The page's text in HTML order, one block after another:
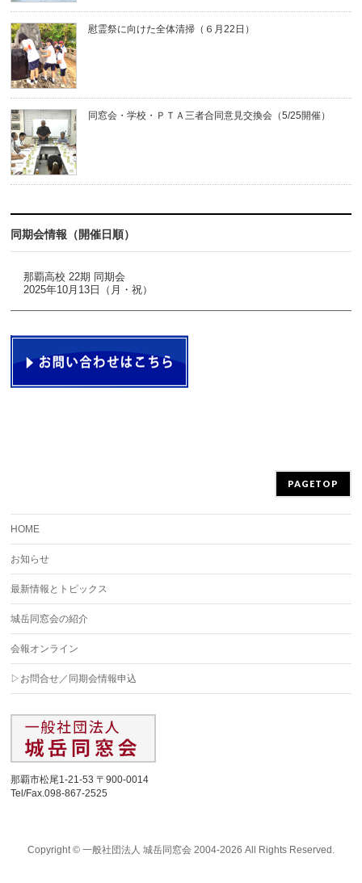
慰霊祭に向けた全体清掃（６月22日）
同窓会・学校・ＰＴＡ三者合同意見交換会（5/25開催）
同期会情報（開催日順）
那覇高校 22期 同期会
2025年10月13日（月・祝）
PAGETOP
HOME
お知らせ
最新情報とトピックス
城岳同窓会の紹介
会報オンライン
▷お問合せ／同期会情報申込
那覇市松尾1-21-53 〒900-0014
Tel/Fax.098-867-2525
Copyright © 一般社団法人 城岳同窓会 2004-2026 All Rights Reserved.